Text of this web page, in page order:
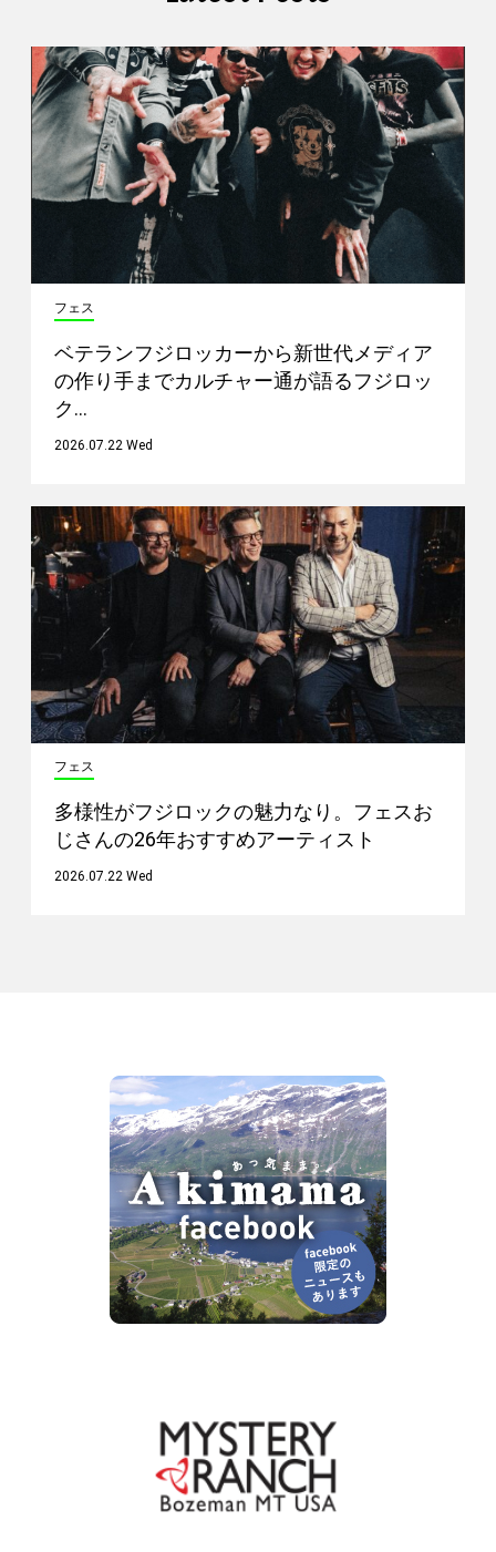
フェス
ベテランフジロッカーから新世代メディア
の作り手までカルチャー通が語るフジロッ
ク…
2026.07.22 Wed
フェス
多様性がフジロックの魅力なり。フェスお
じさんの26年おすすめアーティスト
2026.07.22 Wed